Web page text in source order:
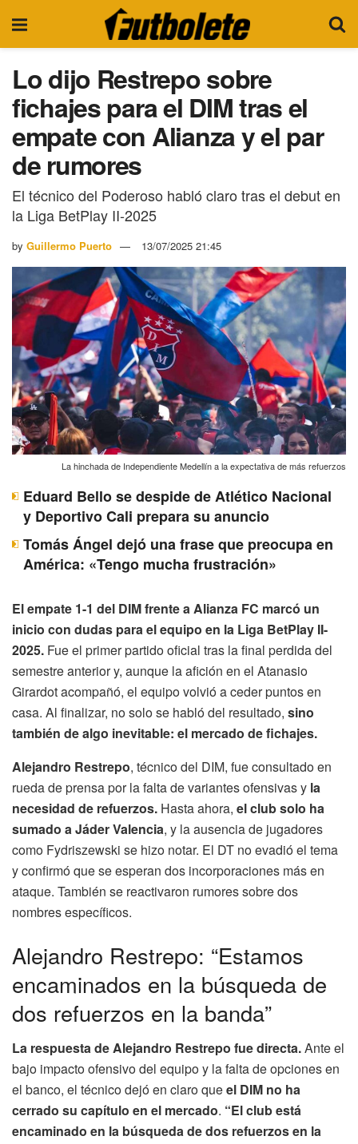
Lo dijo Restrepo sobre
fichajes para el DIM tras el
empate con Alianza y el par
de rumores
El técnico del Poderoso habló claro tras el debut en
la Liga BetPlay II-2025
by Guillermo Puerto 13/07/2025 21:45
La hinchada de Independiente Medellín a la expectativa de más refuerzos
Eduard Bello se despide de Atlético Nacional
y Deportivo Cali prepara su anuncio
Tomás Ángel dejó una frase que preocupa en
América: «Tengo mucha frustración»
El empate 1-1 del DIM frente a Alianza FC marcó un
inicio con dudas para el equipo en la Liga BetPlay II-
2025. Fue el primer partido oficial tras la final perdida del
semestre anterior y, aunque la afición en el Atanasio
Girardot acompañó, el equipo volvió a ceder puntos en
casa. Al finalizar, no solo se habló del resultado, sino
también de algo inevitable: el mercado de fichajes.
Alejandro Restrepo, técnico del DIM, fue consultado en
rueda de prensa por la falta de variantes ofensivas y la
necesidad de refuerzos. Hasta ahora, el club solo ha
sumado a Jáder Valencia, y la ausencia de jugadores
como Fydriszewski se hizo notar. El DT no evadió el tema
y confirmó que se esperan dos incorporaciones más en
ataque. También se reactivaron rumores sobre dos
nombres específicos.
Alejandro Restrepo: “Estamos
encaminados en la búsqueda de
dos refuerzos en la banda”
La respuesta de Alejandro Restrepo fue directa.Ante el
bajo impacto ofensivo del equipo y la falta de opciones en
el banco, el técnico dejó en claro queel DIM no ha
cerrado su capítulo en el mercado. “El club está
encaminado en la búsqueda de dos refuerzos en la